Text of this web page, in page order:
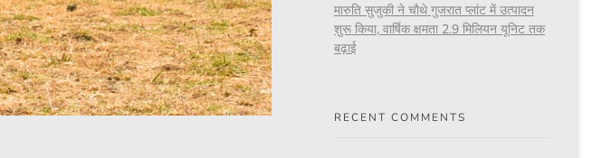
मारुति सुजुकी ने चौथे गुजरात प्लांट में उत्पादन
शुरू किया, वार्षिक क्षमता 2.9 मिलियन यूनिट तक
बढ़ाई
RECENT COMMENTS